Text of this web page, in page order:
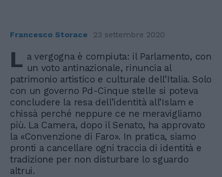
Francesco Storace 23 settembre 2020
L a vergogna è compiuta: il Parlamento, con
un voto antinazionale, rinuncia al
patrimonio artistico e culturale dell’Italia. Solo
con un governo Pd-Cinque stelle si poteva
concludere la resa dell’identità all’Islam e
chissà perché neppure ce ne meravigliamo
più. La Camera, dopo il Senato, ha approvato
la «Convenzione di Faro». In pratica, siamo
pronti a cancellare ogni traccia di identità e
tradizione per non disturbare lo sguardo
altrui.